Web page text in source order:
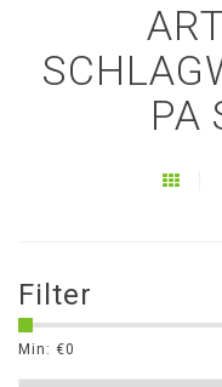
PA
Filter
Min: €0